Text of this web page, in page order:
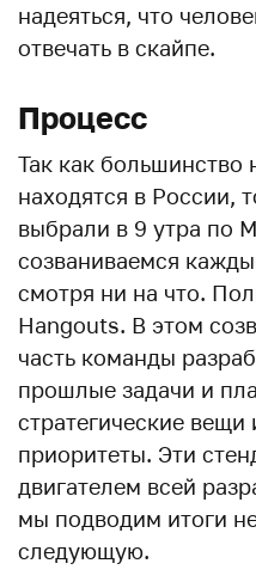
надеяться, что
отвечать в скайпе.
Процесс
Так как большинство
находятся в России,
выбрали в 9 утра по
созваниваемся
смотря ни на что.
Hangouts. В этом
часть команды
прошлые задачи и
стратегические вещи
приоритеты. Эти
двигателем всей
мы подводим итоги
следующую.